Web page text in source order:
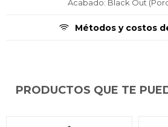
Acabado: Black Out
Métodos y costos
PRODUCTOS QUE TE